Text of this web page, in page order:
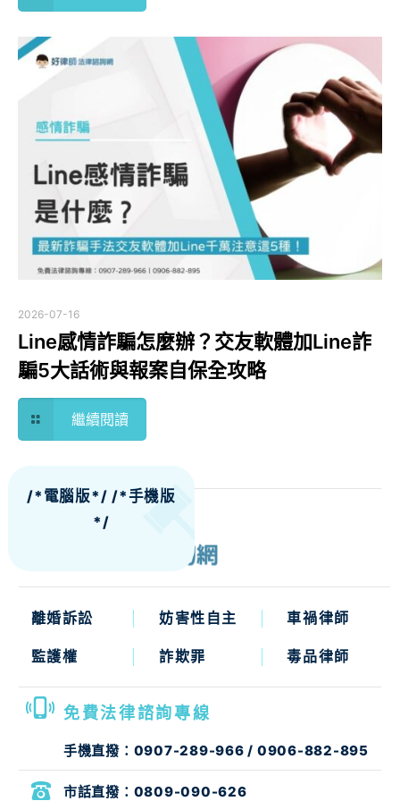
2026-07-16
Line感情詐騙怎麼辦？交友軟體加Line詐
騙5大話術與報案自保全攻略
繼續閱讀
/*電腦版*//*手機版
*/
離婚訴訟 妨害性自主 車禍律師
監護權 詐欺罪 毒品律師
免費法律諮詢專線
手機直撥： 0907-289-966 / 0906-882-895
市話直撥： 0809-090-626